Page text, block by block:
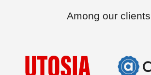
Among our clients